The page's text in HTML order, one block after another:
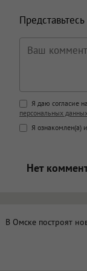
Представьтесь
Поддержка
<b>,
Я даю согласие
персональных
Я ознакомлен(а)
Нет
В Омске построят